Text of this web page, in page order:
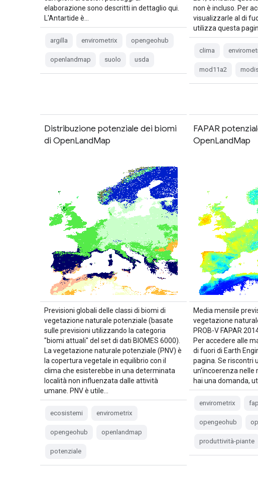
elaborazione sono descritti in dettaglio qui.
L'Antartide è…
argilla envirometrix opengeohub
openlandmap suolo usda
non è incluso. Per
visualizzarle al di
utilizza questa
clima
mod11a2
Distribuzione potenziale dei biomi
di OpenLandMap
Previsioni globali delle classi di biomi di
vegetazione naturale potenziale (basate
sulle previsioni utilizzando la categoria
"biomi attuali" del set di dati BIOMES 6000).
La vegetazione naturale potenziale (PNV) è
la copertura vegetale in equilibrio con il
clima che esisterebbe in una determinata
località non influenzata dalle attività
umane. PNV è utile…
ecosistemi envirometrix
opengeohub openlandmap
potenziale
FAPAR
OpenLandMap
Media mensile
vegetazione
PROB-V FAPAR
Per accedere alle
di fuori di Earth
pagina. Se riscontri
un'incoerenza nelle
hai una domanda,
envirometrix
opengeohub
produttività-piante